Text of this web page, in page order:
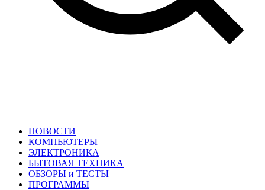
НОВОСТИ
КОМПЬЮТЕРЫ
ЭЛЕКТРОНИКА
БЫТОВАЯ ТЕХНИКА
ОБЗОРЫ и ТЕСТЫ
ПРОГРАММЫ